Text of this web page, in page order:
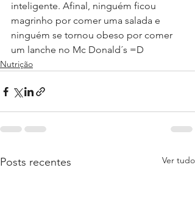
inteligente. Afinal, ninguém ficou
magrinho por comer uma salada e
ninguém se tornou obeso por comer
um lanche no Mc Donald´s =D
Nutrição
Posts recentes Ver tudo